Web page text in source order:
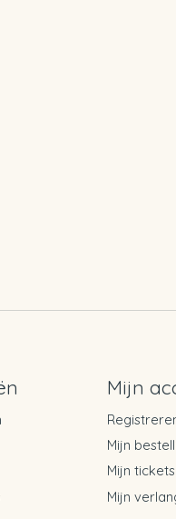
Mijn
Mijn
Mijn tickets
Mijn